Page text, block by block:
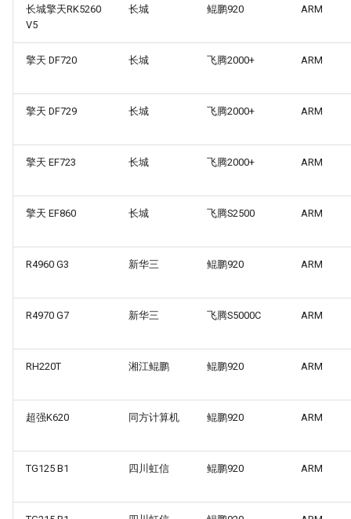
长城擎天RK5260
V5
长城 鲲鹏920 ARM
擎天 DF720 长城 飞腾2000+ ARM
擎天 DF729 长城 飞腾2000+ ARM
擎天 EF723 长城 飞腾2000+ ARM
擎天 EF860 长城 飞腾S2500 ARM
R4960 G3 新华三 鲲鹏920 ARM
R4970 G7 新华三 飞腾S5000C ARM
RH220T 湘江鲲鹏 鲲鹏920 ARM
超强K620 同方计算机 鲲鹏920 ARM
TG125 B1 四川虹信 鲲鹏920 ARM